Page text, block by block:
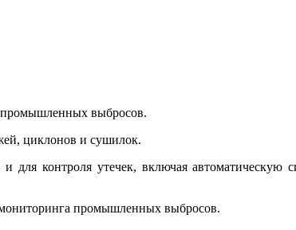
промышленных выбросов.
циклонов и сушилок.
контроля утечек, включая автоматическую
мониторинга промышленных выбросов.